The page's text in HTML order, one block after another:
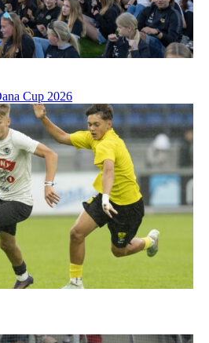
Cup 2026